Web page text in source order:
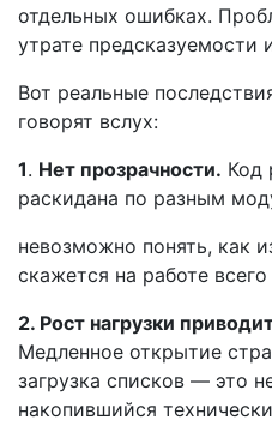
отдельных ошибках.
утрате предсказуемости
Вот реальные
говорят вслух:
1. Нет прозрачности. Код
раскидана по разным
невозможно понять, как
скажется на работе всего
2. Рост нагрузки
Медленное открытие
загрузка списков — это
накопившийся